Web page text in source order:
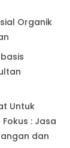
Organik
Untuk
: Jasa
dan